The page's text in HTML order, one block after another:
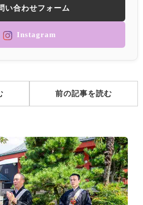
い合わせフォーム
Instagram
前の記事を読む